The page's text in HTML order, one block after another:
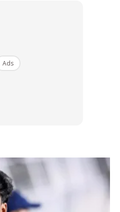
Ads
Ads